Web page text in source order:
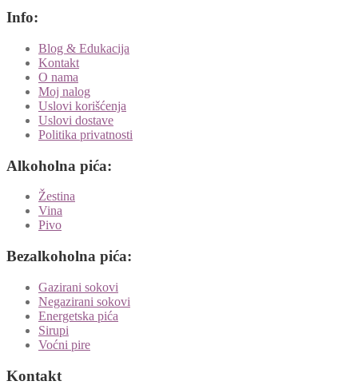
Info:
Blog & Edukacija
Kontakt
O nama
Moj nalog
Uslovi korišćenja
Uslovi dostave
Politika privatnosti
Alkoholna pića:
Žestina
Vina
Pivo
Bezalkoholna pića:
Gazirani sokovi
Negazirani sokovi
Energetska pića
Sirupi
Voćni pire
Kontakt